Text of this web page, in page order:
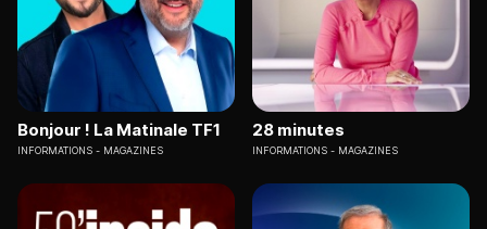
Bonjour ! La Matinale TF1
INFORMATIONS MAGAZINES
28 minutes
INFORMATIONS MAGAZINES